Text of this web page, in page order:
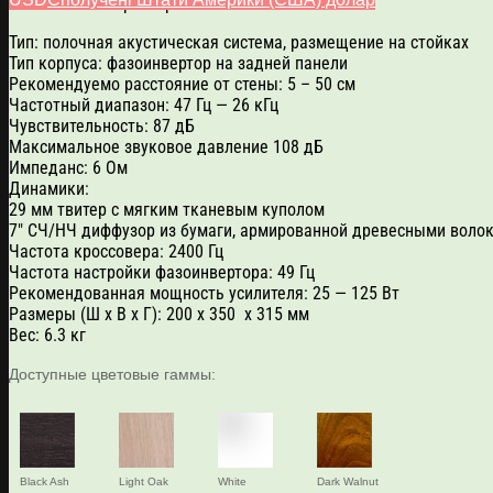
Тип: полочная акустическая система, размещение на стойках
Тип корпуса: фазоинвертор на задней панели
Рекомендуемо расстояние от стены: 5 – 50 см
Частотный диапазон: 47 Гц — 26 кГц
Чувствительность: 87 дБ
Максимальное звуковое давление 108 дБ
Импеданс: 6 Ом
Динамики:
29 мм твитер с мягким тканевым куполом
7″ СЧ/НЧ диффузор из бумаги, армированной древесными
Частота кроссовера: 2400 Гц
Частота настройки фазоинвертора: 49 Гц
Рекомендованная мощность усилителя: 25 — 125 Вт
Размеры (Ш x В x Г): 200 x 350 x 315 мм
Вес: 6.3 кг
Доступные цветовые гаммы:
Black Ash Light Oak White Dark Walnut